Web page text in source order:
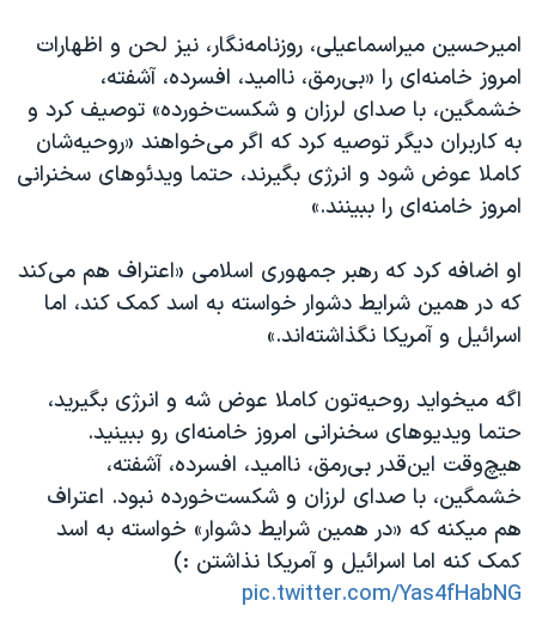
امیرحسین میراسماعیلی، روزنامه‌نگار، نیز لحن و اظهارات
امروز خامنه‌ای را «بی‌رمق، ناامید، افسرده، آشفته،
خشمگین، با صدای لرزان و شکست‌خورده» توصیف کرد و
به کاربران دیگر توصیه کرد که اگر می‌خواهند «روحیه‌شان
کاملا عوض شود و انرژی بگیرند، حتما ویدئوهای سخنرانی
امروز خامنه‌ای را ببینند.»
او اضافه کرد که رهبر جمهوری اسلامی «اعتراف هم می‌کند
که در همین شرایط دشوار خواسته به اسد کمک کند، اما
اسرائیل و آمریکا نگذاشته‌اند.»
اگه میخواید روحیه‌تون کاملا عوض شه و انرژی بگیرید،
حتما ویدیوهای سخنرانی امروز خامنه‌ای رو ببینید.
هیچ‌وقت این‌قدر بی‌رمق، ناامید، افسرده، آشفته،
خشمگین، با صدای لرزان و شکست‌خورده نبود. اعتراف
هم میکنه که «در همین شرایط دشوار» خواسته به اسد
کمک کنه اما اسرائیل و آمریکا نذاشتن :)
pic.twitter.com/Yas4fHabNG